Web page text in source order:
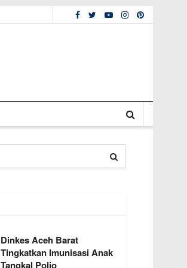
Dinkes Aceh Barat
Tingkatkan Imunisasi Anak
Tangkal Polio